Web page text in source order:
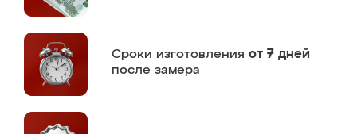
Сроки изготовления от 7 дней
после замера